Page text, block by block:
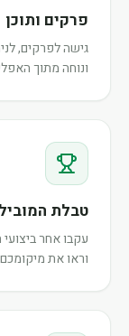
פרקים ותוכן
גישה לפרקים,
ונוחה מתוך
טבלת
עקבו אחר
וראו את